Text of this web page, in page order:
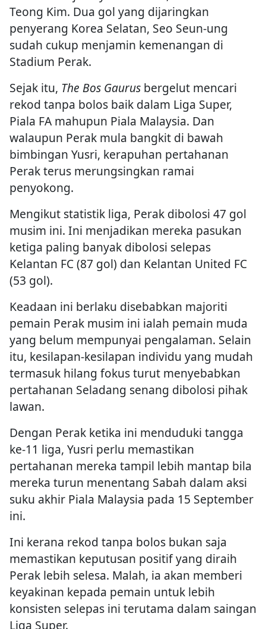
Teong Kim. Dua gol yang dijaringkan
penyerang Korea Selatan, Seo Seun-ung
sudah cukup menjamin kemenangan di
Stadium Perak.
Sejak itu, The Bos Gaurus bergelut mencari
rekod tanpa bolos baik dalam Liga Super,
Piala FA mahupun Piala Malaysia. Dan
walaupun Perak mula bangkit di bawah
bimbingan Yusri, kerapuhan pertahanan
Perak terus merungsingkan ramai
penyokong.
Mengikut statistik liga, Perak dibolosi 47 gol
musim ini. Ini menjadikan mereka pasukan
ketiga paling banyak dibolosi selepas
Kelantan FC (87 gol) dan Kelantan United FC
(53 gol).
Keadaan ini berlaku disebabkan majoriti
pemain Perak musim ini ialah pemain muda
yang belum mempunyai pengalaman. Selain
itu, kesilapan-kesilapan individu yang mudah
termasuk hilang fokus turut menyebabkan
pertahanan Seladang senang dibolosi pihak
lawan.
Dengan Perak ketika ini menduduki tangga
ke-11 liga, Yusri perlu memastikan
pertahanan mereka tampil lebih mantap bila
mereka turun menentang Sabah dalam aksi
suku akhir Piala Malaysia pada 15 September
ini.
Ini kerana rekod tanpa bolos bukan saja
memastikan keputusan positif yang diraih
Perak lebih selesa. Malah, ia akan memberi
keyakinan kepada pemain untuk lebih
konsisten selepas ini terutama dalam saingan
Liga Super.